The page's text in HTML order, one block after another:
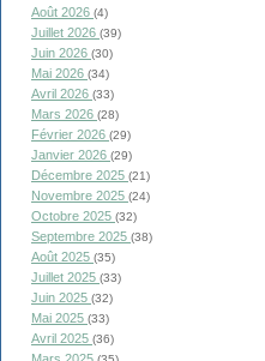
Août 2026 (4)
Juillet 2026 (39)
Juin 2026 (30)
Mai 2026 (34)
Avril 2026 (33)
Mars 2026 (28)
Février 2026 (29)
Janvier 2026 (29)
Décembre 2025 (21)
Novembre 2025 (24)
Octobre 2025 (32)
Septembre 2025 (38)
Août 2025 (35)
Juillet 2025 (33)
Juin 2025 (32)
Mai 2025 (33)
Avril 2025 (36)